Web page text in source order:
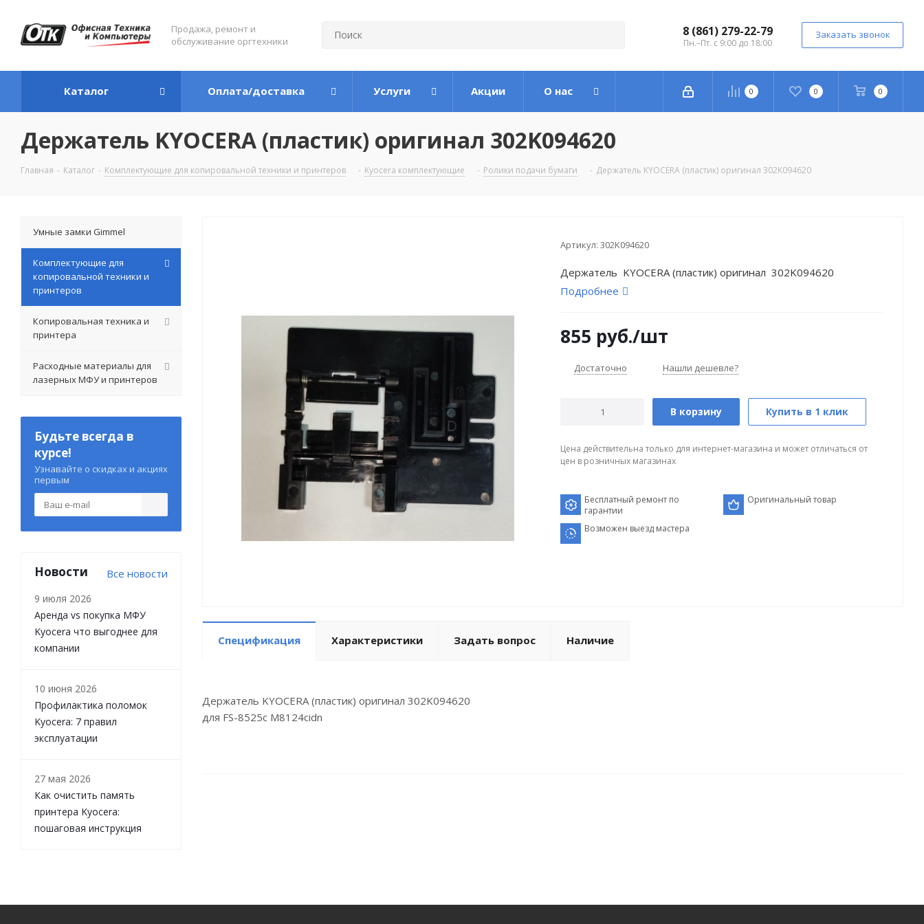
Продажа, ремонт и
обслуживание оргтехники
8 (861) 279-22-79
Пн.–Пт. с 9:00 до 18:00
Заказать звонок
0 0 0
Каталог Оплата/доставка Услуги Акции О нас
Держатель KYOCERA (пластик) оригинал 302K094620
Главная - Каталог - Комплектующие для копировальной техники и принтеров - Kyocera комплектующие - Ролики подачи бумаги - Держатель KYOCERA (пластик) оригинал 302K094620
Артикул: 302K094620
Держатель KYOCERA (пластик) оригинал 302K094620
Подробнее
855 руб./шт
Достаточно Нашли дешевле?
В корзину Купить в 1 клик
Цена действительна только для интернет-магазина и может отличаться от
цен в розничных магазинах
Бесплатный ремонт по
гарантии
Оригинальный товар
Возможен выезд мастера
Спецификация Характеристики Задать вопрос Наличие
Держатель KYOCERA (пластик) оригинал 302K094620
для FS-8525c M8124cidn
Умные замки Gimmel
Комплектующие для
копировальной техники и
принтеров
Копировальная техника и
принтера
Расходные материалы для
лазерных МФУ и принтеров
Будьте всегда в
курсе!
Узнавайте о скидках и акциях
первым
Новости Все новости
9 июля 2026
Аренда vs покупка МФУ
Kyocera что выгоднее для
компании
10 июня 2026
Профилактика поломок
Kyocera: 7 правил
эксплуатации
27 мая 2026
Как очистить память
принтера Kyocera:
пошаговая инструкция